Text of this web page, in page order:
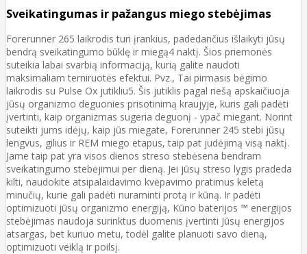
Sveikatingumas ir pažangus miego stebėjimas
Forerunner 265 laikrodis turi įrankius, padedančius išlaikyti jūsų
bendrą sveikatingumo būklę ir miegą4 naktį. Šios priemonės
suteikia labai svarbią informaciją, kurią galite naudoti
maksimaliam terniruotės efektui. Pvz., Tai pirmasis bėgimo
laikrodis su Pulse Ox jutikliu5. Šis jutiklis pagal riešą apskaičiuoja
jūsų organizmo deguonies prisotinimą kraujyje, kuris gali padėti
įvertinti, kaip organizmas sugeria deguonį - ypač miegant. Norint
suteikti jums idėjų, kaip jūs miegate, Forerunner 245 stebi jūsų
lengvus, gilius ir REM miego etapus, taip pat judėjimą visą naktį.
Jame taip pat yra visos dienos streso stebėsena bendram
sveikatingumo stebėjimui per dieną. Jei jūsų streso lygis pradeda
kilti, naudokite atsipalaidavimo kvėpavimo pratimus keletą
minučių, kurie gali padėti nuraminti protą ir kūną. Ir padėti
optimizuoti jūsų organizmo energiją, Kūno baterijos ™ energijos
stebėjimas naudoja surinktus duomenis įvertinti Jūsų energijos
atsargas, bet kuriuo metu, todėl galite planuoti savo dieną,
optimizuoti veiklą ir poilsį.